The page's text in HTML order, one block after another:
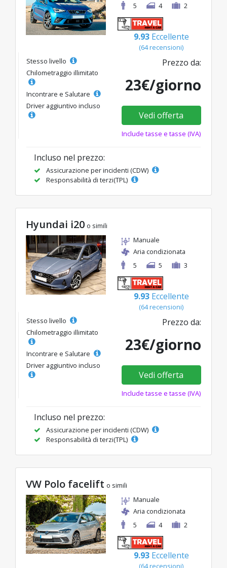
5
4 2
9.93 Eccellente
(64 recensioni)
Stesso livello
Chilometraggio illimitato
Incontrare e Salutare
Driver aggiuntivo incluso
Prezzo da:
23€/giorno
Vedi offerta
Include tasse e tasse (IVA)
Incluso nel prezzo:
Assicurazione per incidenti (CDW)
Responsabilità di terzi(TPL)
Hyundai i20 o simili
Manuale
Aria condizionata
5
5 3
9.93 Eccellente
(64 recensioni)
Stesso livello
Chilometraggio illimitato
Incontrare e Salutare
Driver aggiuntivo incluso
Prezzo da:
23€/giorno
Vedi offerta
Include tasse e tasse (IVA)
Incluso nel prezzo:
Assicurazione per incidenti (CDW)
Responsabilità di terzi(TPL)
VW Polo facelift o simili
Manuale
Aria condizionata
5
4 2
9.93 Eccellente
(64 recensioni)